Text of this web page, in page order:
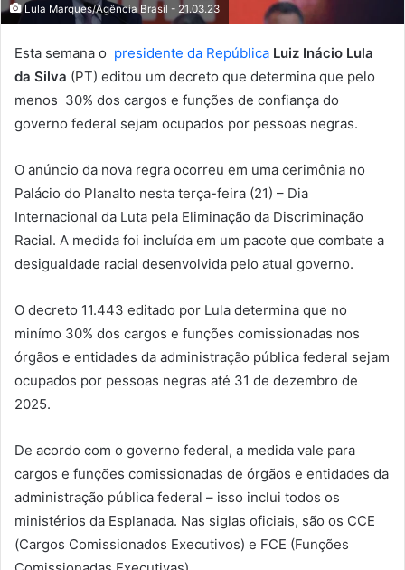
Lula Marques/Agência Brasil - 21.03.23
Esta semana o presidente da República Luiz Inácio Lula
da Silva (PT) editou um decreto que determina que pelo
menos 30% dos cargos e funções de confiança do
governo federal sejam ocupados por pessoas negras.
O anúncio da nova regra ocorreu em uma cerimônia no
Palácio do Planalto nesta terça-feira (21) – Dia
Internacional da Luta pela Eliminação da Discriminação
Racial. A medida foi incluída em um pacote que combate a
desigualdade racial desenvolvida pelo atual governo.
O decreto 11.443 editado por Lula determina que no
minímo 30% dos cargos e funções comissionadas nos
órgãos e entidades da administração pública federal sejam
ocupados por pessoas negras até 31 de dezembro de
2025.
De acordo com o governo federal, a medida vale para
cargos e funções comissionadas de órgãos e entidades da
administração pública federal – isso inclui todos os
ministérios da Esplanada. Nas siglas oficiais, são os CCE
(Cargos Comissionados Executivos) e FCE (Funções